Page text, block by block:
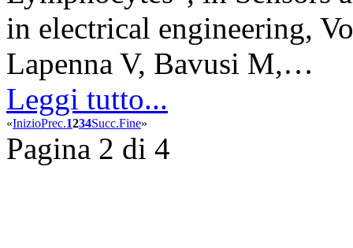
in electrical engineering,
Lapenna V, Bavusi M,…
Leggi tutto...
«InizioPrec.1234Succ.Fine»
Pagina 2 di 4